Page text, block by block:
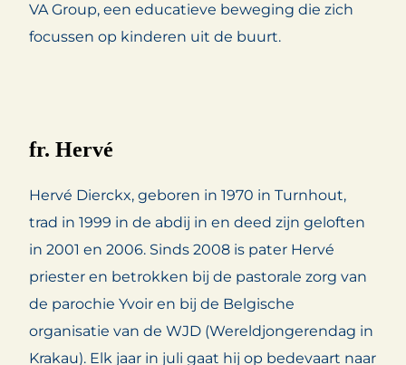
VA Group, een educatieve beweging die zich
focussen op kinderen uit de buurt.
fr. Hervé
Hervé Dierckx, geboren in 1970 in Turnhout,
trad in 1999 in de abdij in en deed zijn geloften
in 2001 en 2006. Sinds 2008 is pater Hervé
priester en betrokken bij de pastorale zorg van
de parochie Yvoir en bij de Belgische
organisatie van de WJD (Wereldjongerendag in
Krakau). Elk jaar in juli gaat hij op bedevaart naar